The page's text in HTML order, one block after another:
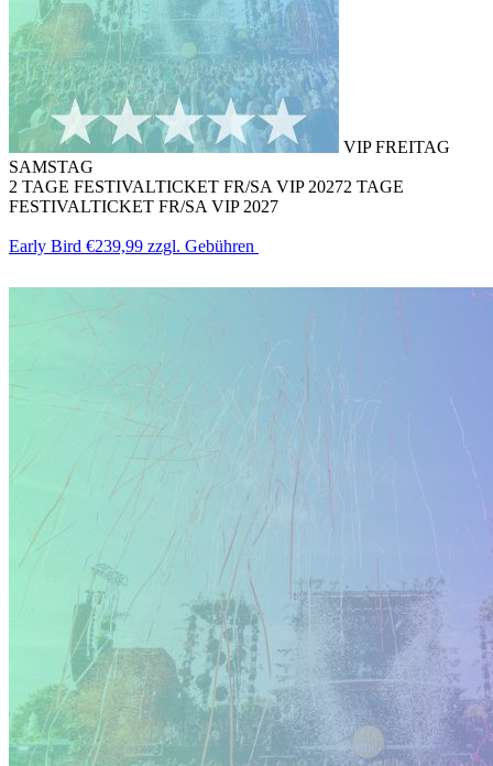
VIP FREITAG
SAMSTAG
2 TAGE FESTIVALTICKET FR/SA VIP 20272 TAGE
FESTIVALTICKET FR/SA VIP 2027
Early Bird €239,99 zzgl. Gebühren